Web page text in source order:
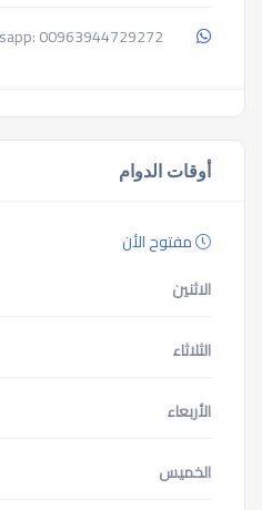
00963944729272
أوقات الدوام
مفتوح الأن
الاثنين
الثلاثاء
الأربعاء
الخميس